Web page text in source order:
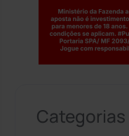
Categorias